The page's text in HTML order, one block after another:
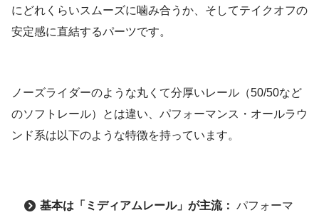
にどれくらいスムーズに噛み合うか、そしてテイクオフの
安定感に直結するパーツです。
ノーズライダーのような丸くて分厚いレール（50/50など
のソフトレール）とは違い、パフォーマンス・オールラウ
ンド系は以下のような特徴を持っています。
基本は「ミディアムレール」が主流： パフォーマ